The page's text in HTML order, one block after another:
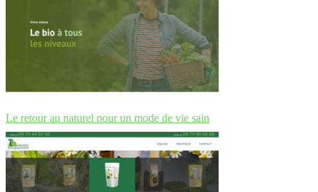
Le retour au naturel pour un mode de vie sain